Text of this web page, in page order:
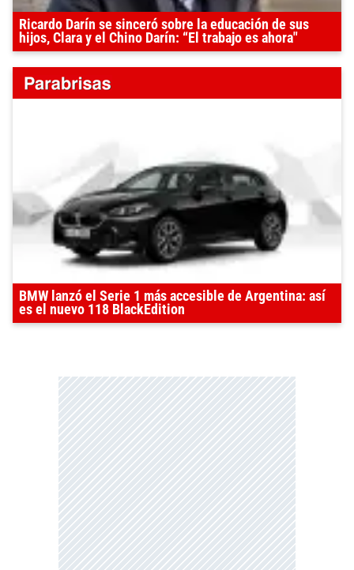
Ricardo Darín se sinceró sobre la educación de sus
hijos, Clara y el Chino Darín: “El trabajo es ahora"
BMW lanzó el Serie 1 más accesible de Argentina: así
es el nuevo 118 BlackEdition